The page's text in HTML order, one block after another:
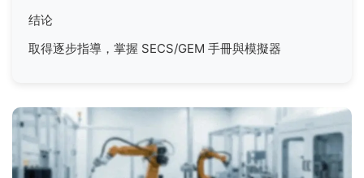
结论
取得逐步指導，掌握 SECS/GEM 手冊與模擬器